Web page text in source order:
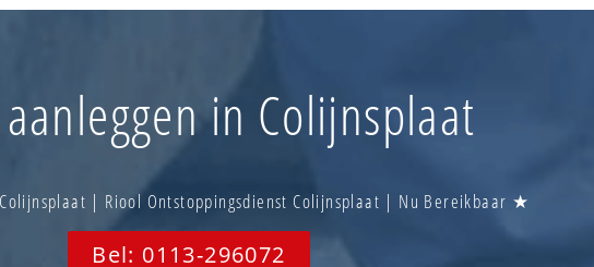
in Colijnsplaat
| Riool Ontstoppingsdienst Colijnsplaat | Nu Bereikbaar ★
Bel: 0113-296072